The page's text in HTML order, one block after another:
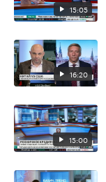
15:05
16:20
15:00